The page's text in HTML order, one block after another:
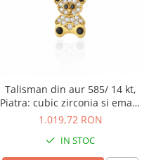
Talisman din aur 585/ 14 kt,
Piatra: cubic zirconia si email,
Culoare: transparenta si
1.019,72 RON
IN STOC